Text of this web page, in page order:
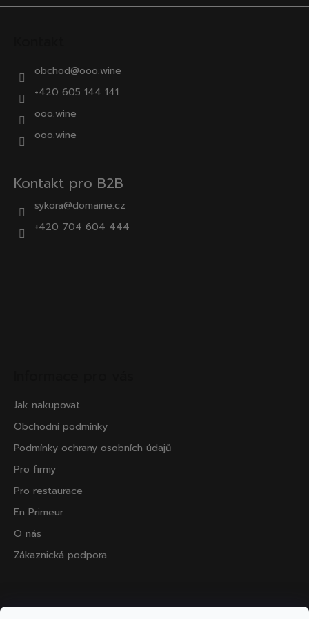
obchod@ooo.wine
+420 605 144 141
ooo.wine
ooo.wine
Kontakt pro B2B
sykora@domaine.cz
+420 704 604 444
Jak nakupovat
Obchodní podmínky
Podmínky ochrany osobních údajů
Pro firmy
Pro restaurace
En Primeur
O nás
Zákaznická podpora
Přijímáme online platby